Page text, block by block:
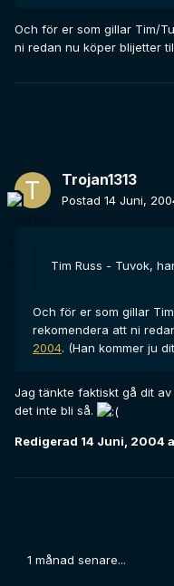
Och för er som gillar Tim/
ni redan nu köper blijetter
Trojan1313
Postad 14 Juni,
Tim Russ - Tuvok,
Och för er som gillar
rekomendera att ni
2004. (Han kommer ju
Jag tänkte faktiskt gå dit
det inte bli så.
Redigerad 14 Juni, 2004
1 månad senare...